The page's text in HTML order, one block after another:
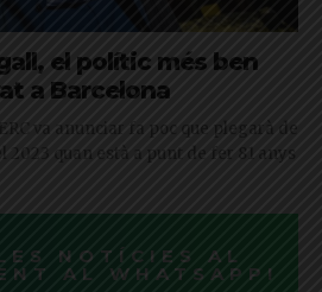
el polític més ben
a Barcelona
va anunciar fa poc que plegarà de
quan està a punt de fer 81 anys
NOTÍCIES AL
AL WHATSAPP!